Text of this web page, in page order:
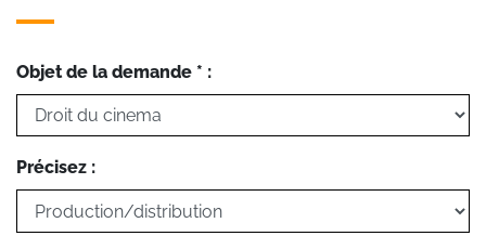
Objet de la demande * :
Précisez :